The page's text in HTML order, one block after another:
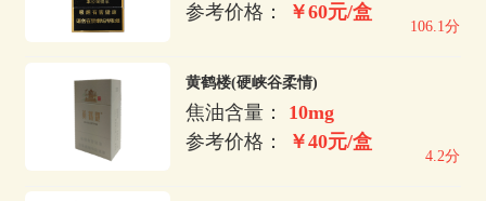
参考价格：
￥60元/盒
106.1分
黄鹤楼(硬峡谷柔情)
焦油含量： 10mg
参考价格：
￥40元/盒
4.2分